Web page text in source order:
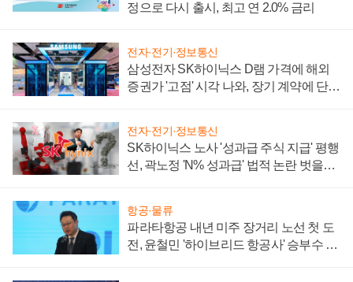
정으로 다시 출시, 최고 연 2.0% 금리
전자·전기·정보통신
삼성전자 SK하이닉스 D램 가격에 해외
증권가 '고점' 시각 나와, 장기 계약에 단점
전자·전기·정보통신
SK하이닉스 노사 '성과급 주식 지급' 평행
선, 곽노정 'N% 성과급' 법적 논란 벗을지
항공·물류
파라타항공 내년 미주 장거리 노선 첫 도
전, 윤철민 '하이브리드 항공사' 승부수 통